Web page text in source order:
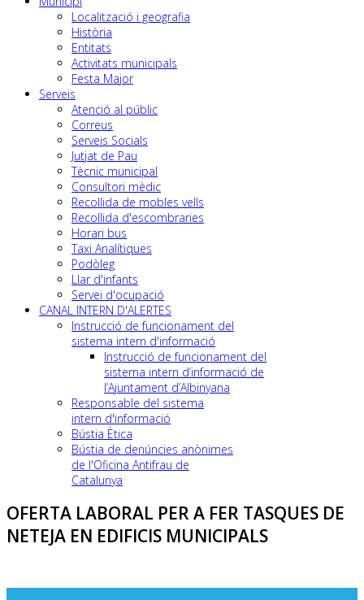
Localització i geografia
Història
Entitats
Activitats municipals
Festa Major
Serveis
Atenció al públic
Correus
Serveis Socials
Jutjat de Pau
Tècnic municipal
Consultori mèdic
Recollida de mobles vells
Recollida d'escombraries
Horari bus
Taxi Analítiques
Podòleg
Llar d'infants
Servei d'ocupació
CANAL INTERN D'ALERTES
Instrucció de funcionament del
sistema intern d'informació
Instrucció de funcionament del
sistema intern d’informació de
l’Ajuntament d’Albinyana
Responsable del sistema
intern d'informació
Bústia Ètica
Bústia de denúncies anònimes
de l'Oficina Antifrau de
Catalunya
OFERTA LABORAL PER A FER TASQUES DE
NETEJA EN EDIFICIS MUNICIPALS